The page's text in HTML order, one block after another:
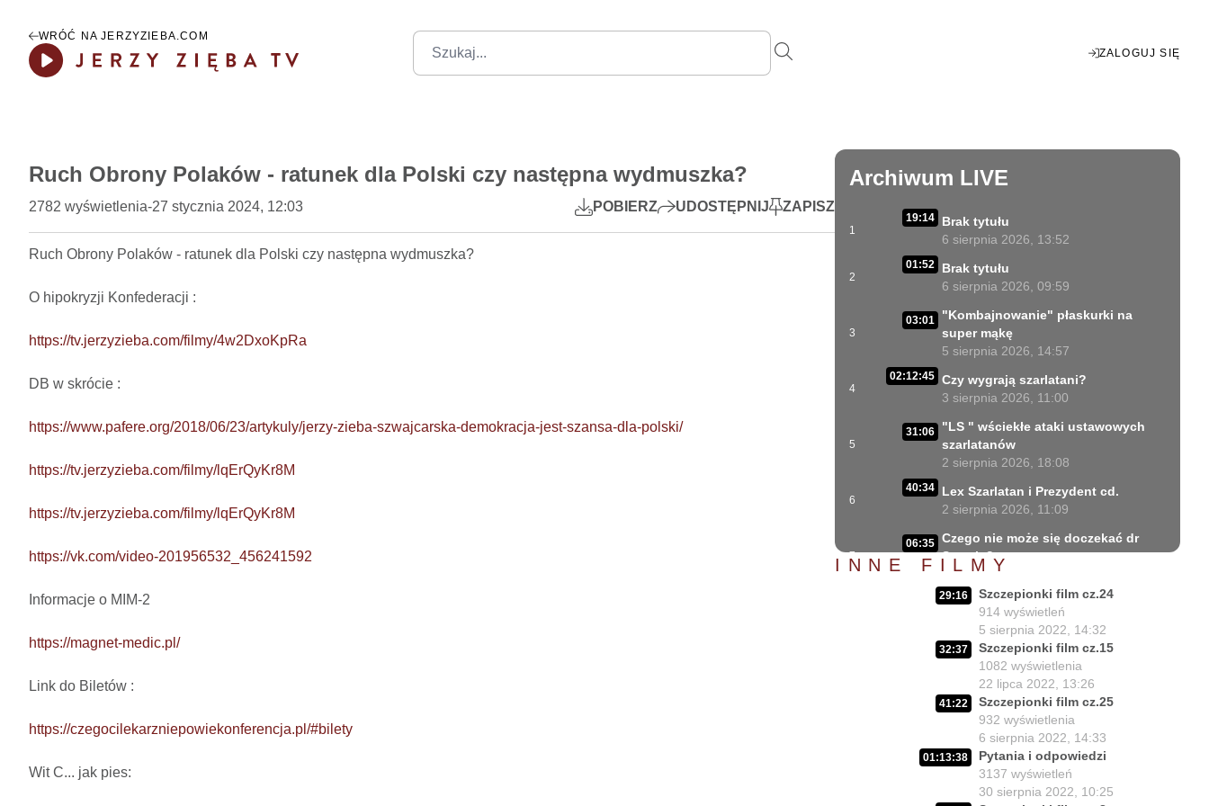
WRÓĆ NA JERZYZIEBA.COM
ZALOGUJ SIĘ
Enter
fullscreen
Play
Ruch Obrony Polaków - ratunek dla Polski czy następna wydmuszka?
2782 wyświetlenia-27 stycznia 2024, 12:03 POBIERZ UDOSTĘPNIJ ZAPISZ
Ruch Obrony Polaków - ratunek dla Polski czy następna wydmuszka?
O hipokryzji Konfederacji :
https://tv.jerzyzieba.com/filmy/4w2DxoKpRa
DB w skrócie :
https://www.pafere.org/2018/06/23/artykuly/jerzy-zieba-szwajcarska-demokracja-jest-szansa-dla-polski/
https://tv.jerzyzieba.com/filmy/lqErQyKr8M
https://tv.jerzyzieba.com/filmy/lqErQyKr8M
https://vk.com/video-201956532_456241592
Informacje o MIM-2
https://magnet-medic.pl/
Link do Biletów :
https://czegocilekarzniepowiekonferencja.pl/#bilety
Wit C... jak pies:
Archiwum LIVE
1
19:14
Brak tytułu
6 sierpnia 2026, 13:52
2
01:52
Brak tytułu
6 sierpnia 2026, 09:59
3
03:01
"Kombajnowanie" płaskurki na
super mąkę
5 sierpnia 2026, 14:57
4
02:12:45 Czy wygrają szarlatani?
3 sierpnia 2026, 11:00
5
31:06
"LS " wściekłe ataki ustawowych
szarlatanów
2 sierpnia 2026, 18:08
6
40:34
Lex Szarlatan i Prezydent cd.
2 sierpnia 2026, 11:09
7
06:35 Czego nie może się doczekać dr
Suwała?
1 sierpnia 2026, 16:01
Szczepionkowa bańka w końcu
1 sierpnia 2026, 10:02
NIESPODZIANKA u Prezydenta
Nawrockiego!!
30 lipca 2026, 15:45
Czy Prezydent uratuje chorych
Polaków?
29 lipca 2026, 11:00
Czy da się lepiej leczyć ?
INNE FILMY
29:16
Szczepionki film cz.24
914 wyświetleń
5 sierpnia 2022, 14:32
32:37
Szczepionki film cz.15
1082 wyświetlenia
22 lipca 2022, 13:26
41:22
Szczepionki film cz.25
932 wyświetlenia
6 sierpnia 2022, 14:33
01:13:38
Pytania i odpowiedzi
3137 wyświetleń
30 sierpnia 2022, 10:25